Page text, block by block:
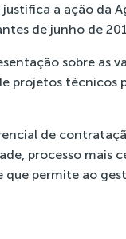
a ação da
de junho de
sobre as
projetos técnicos
de
processo mais
que permite ao